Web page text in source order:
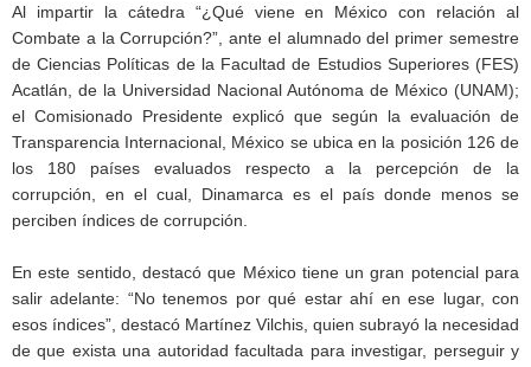
Al impartir la cátedra “¿Qué viene en México con relación al
Combate a la Corrupción?”, ante el alumnado del primer semestre
de Ciencias Políticas de la Facultad de Estudios Superiores (FES)
Acatlán, de la Universidad Nacional Autónoma de México (UNAM);
el Comisionado Presidente explicó que según la evaluación de
Transparencia Internacional, México se ubica en la posición 126 de
los 180 países evaluados respecto a la percepción de la
corrupción, en el cual, Dinamarca es el país donde menos se
perciben índices de corrupción.
En este sentido, destacó que México tiene un gran potencial para
salir adelante: “No tenemos por qué estar ahí en ese lugar, con
esos índices”, destacó Martínez Vilchis, quien subrayó la necesidad
de que exista una autoridad facultada para investigar, perseguir y